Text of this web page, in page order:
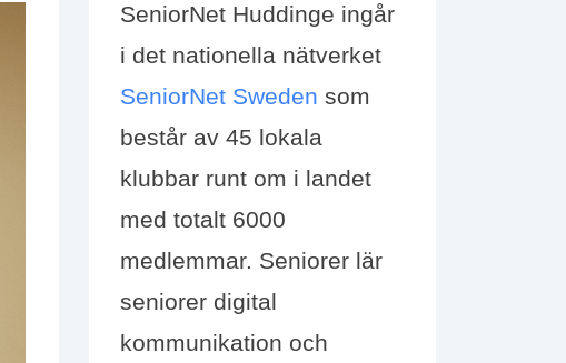
SeniorNet Huddinge ingår
i det nationella nätverket
SeniorNet Sweden som
består av 45 lokala
klubbar runt om i landet
med totalt 6000
medlemmar. Seniorer lär
seniorer digital
kommunikation och